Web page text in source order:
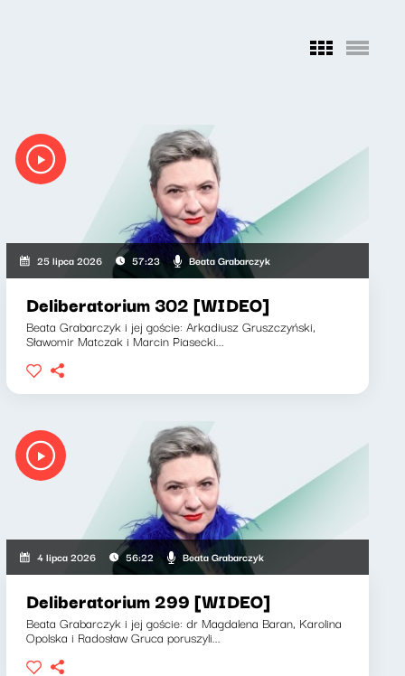
25 lipca 2026 57:23 Beata Grabarczyk
Deliberatorium 302 [WIDEO]
Beata Grabarczyk i jej goście: Arkadiusz Gruszczyński,
Sławomir Matczak i Marcin Piasecki...
4 lipca 2026 56:22 Beata Grabarczyk
Deliberatorium 299 [WIDEO]
Beata Grabarczyk i jej goście: dr Magdalena Baran, Karolina
Opolska i Radosław Gruca poruszyli...